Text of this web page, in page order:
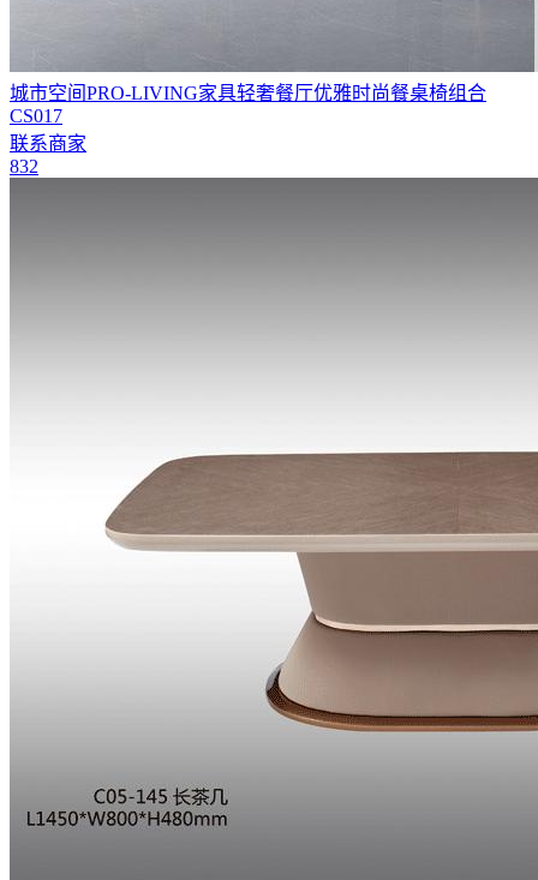
城市空间PRO-LIVING家具轻奢餐厅优雅时尚餐桌椅组合
CS017
联系商家
832